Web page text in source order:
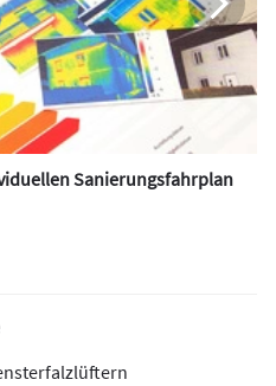
Sanierungsfahrplan